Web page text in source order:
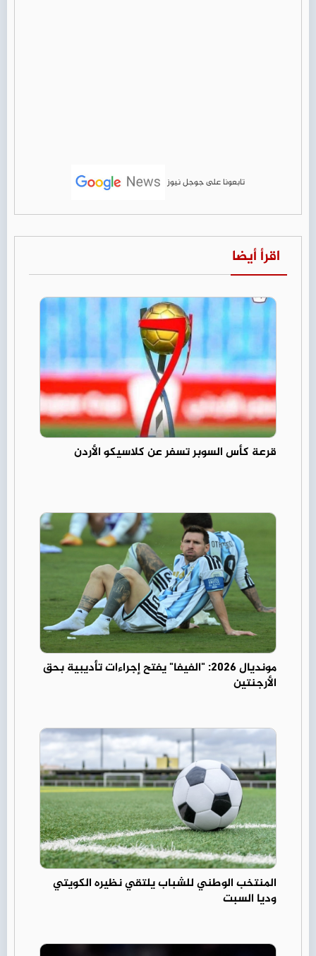
تابعونا على جوجل نيوز
اقرأ أيضا
قرعة كأس السوبر تسفر عن كلاسيكو الأردن
مونديال 2026: "الفيفا" يفتح إجراءات تأديبية بحق
الأرجنتين
المنتخب الوطني للشباب يلتقي نظيره الكويتي
وديا السبت